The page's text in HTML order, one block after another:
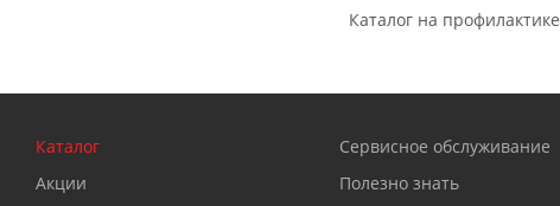
Каталог на профилактике
Каталог
Акции
Сервисное обслуживание
Полезно знать